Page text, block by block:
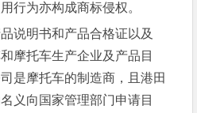
行为亦构成商标侵权。
明书和产品合格证以及
摩托车生产企业及产品目
是摩托车的制造商，且港田
义向国家管理部门申请目